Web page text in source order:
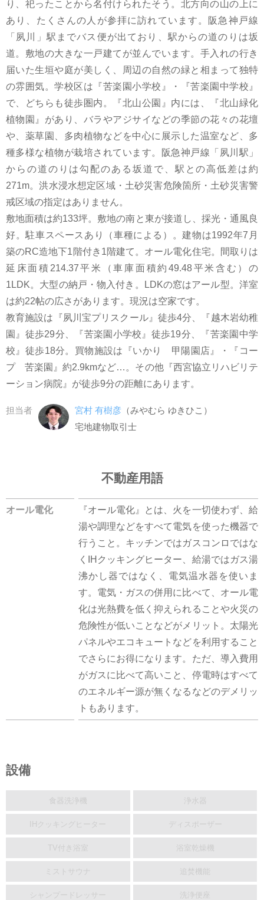
り、祀ったことから名付けられたそう。北方向の山の上に
あり、たくさんの人が参拝に訪れています。阪急神戸線
「夙川」駅までバス便が出ており、駅からの道のりは坂
道。敷地の大きな一戸建てが並んでいます。手入れの行き
届いた生垣や庭が美しく、周辺の自然の緑と相まって独特
の雰囲気。学校区は『苦楽園小学校』・『苦楽園中学校』
で、どちらも徒歩圏内。『北山公園』内には、『北山緑化
植物園』があり、バラやアジサイなどの季節の花々の花壇
や、薬草園、多肉植物などを中心に展示した温室など、多
種多様な植物が栽培されています。阪急神戸線「夙川駅」
からの道のりは勾配のある坂道で、駅との高低差は約
271m。洪水浸水想定区域・土砂災害危険箇所・土砂災害警
戒区域の指定はありません。
敷地面積は約133坪。敷地の南と東が接道し、採光・通風良
好。駐車スペースあり（車種による）。建物は1992年7月
築のRC造地下1階付き1階建て。オール電化住宅。間取りは
延床面積214.37平米（車庫面積約49.48平米含む）の
1LDK。大型の納戸・物入付き。LDKの窓はアール型。洋室
は約22帖の広さがあります。現況は空家です。
教育施設は『夙川宝プリスクール』徒歩4分、『越木岩幼稚
園』徒歩29分、『苦楽園小学校』徒歩19分、『苦楽園中学
校』徒歩18分。買物施設は『いかり 甲陽園店』・『コー
プ 苦楽園』約2.9kmなど…。その他『西宮協立リハビリテ
ーション病院』が徒歩9分の距離にあります。
担当者 宮村 有樹彦（みやむら ゆきひこ）
宅地建物取引士
不動産用語
オール電化
『オール電化』とは、火を一切使わず、給
湯や調理などをすべて電気を使った機器で
行うこと。キッチンではガスコンロではな
くIHクッキングヒーター、給湯ではガス湯
沸かし器ではなく、電気温水器を使いま
す。電気・ガスの併用に比べて、オール電
化は光熱費を低く抑えられることや火災の
危険性が低いことなどがメリット。太陽光
パネルやエコキュートなどを利用すること
でさらにお得になります。ただ、導入費用
がガスに比べて高いこと、停電時はすべて
のエネルギー源が無くなるなどのデメリッ
トもあります。
設備
食器洗浄機 浄水器
IHクッキングヒーター ディスポーザー
TV付き浴室 浴室乾燥機
ミストサウナ 追焚機能
シャンプードレッサー 洗浄便座